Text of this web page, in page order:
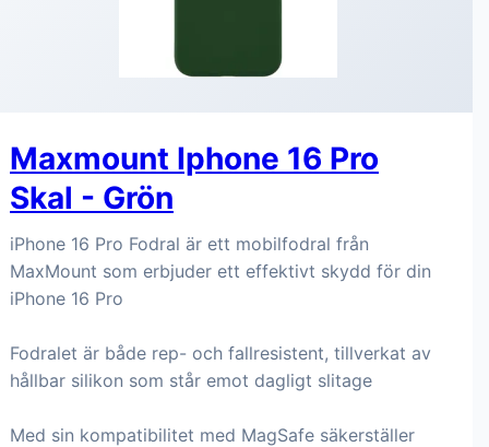
Maxmount Iphone 16 Pro
Skal - Grön
iPhone 16 Pro Fodral är ett mobilfodral från
MaxMount som erbjuder ett effektivt skydd för din
iPhone 16 Pro
Fodralet är både rep- och fallresistent, tillverkat av
hållbar silikon som står emot dagligt slitage
Med sin kompatibilitet med MagSafe säkerställer